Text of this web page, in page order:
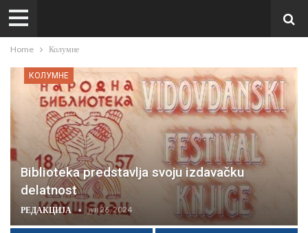
Home Колумне
КОЛУМНЕ
Biblioteka predstavlja svoju izdavačku
delatnost
РЕДАКЦИЈА јун 26, 2024